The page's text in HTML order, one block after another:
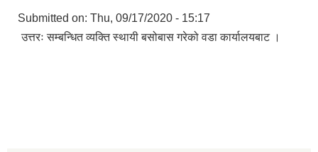
Submitted on: Thu, 09/17/2020 - 15:17
उत्तरः सम्बन्धित व्यक्ति स्थायी बसोबास गरेको वडा कार्यालयबाट ।